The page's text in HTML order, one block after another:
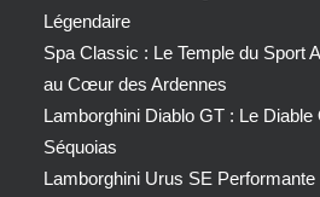
Légendaire
Spa Classic : Le Temple du Sport
au Cœur des Ardennes
Lamborghini Diablo GT : Le
Séquoias
Lamborghini Urus SE